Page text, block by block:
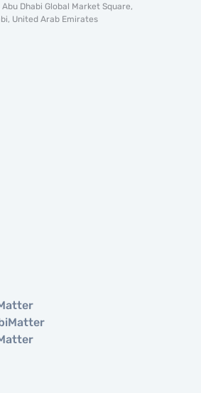
Dhabi Global Market Square,
United Arab Emirates